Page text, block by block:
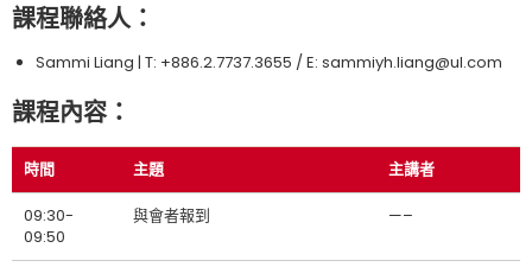
課程聯絡人：
Sammi Liang | T: +886.2.7737.3655 / E: sammiyh.liang@ul.com
課程內容：
時間 主題 主講者
09:30-
09:50
與會者報到 —–